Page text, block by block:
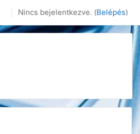
Nincs bejelentkezve. (Belépés)